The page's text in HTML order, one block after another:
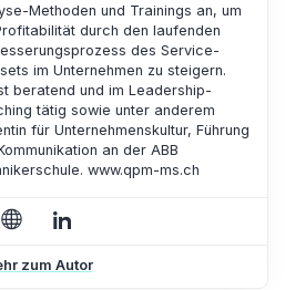
Methoden und Trainings an, um
durch den laufenden
des Service-
im Unternehmen zu steigern.
beratend und im Leadership-
tätig sowie unter anderem
für Unternehmenskultur, Führung
an der ABB
www.qpm-ms.ch
zum Autor